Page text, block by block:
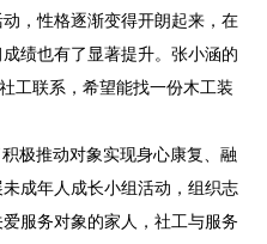
，性格逐渐变得开朗起来，在
绩也有了显著提升。张小涵的
工联系，希望能找一份木工装
极推动对象实现身心康复、融
成年人成长小组活动，组织志
服务对象的家人，社工与服务